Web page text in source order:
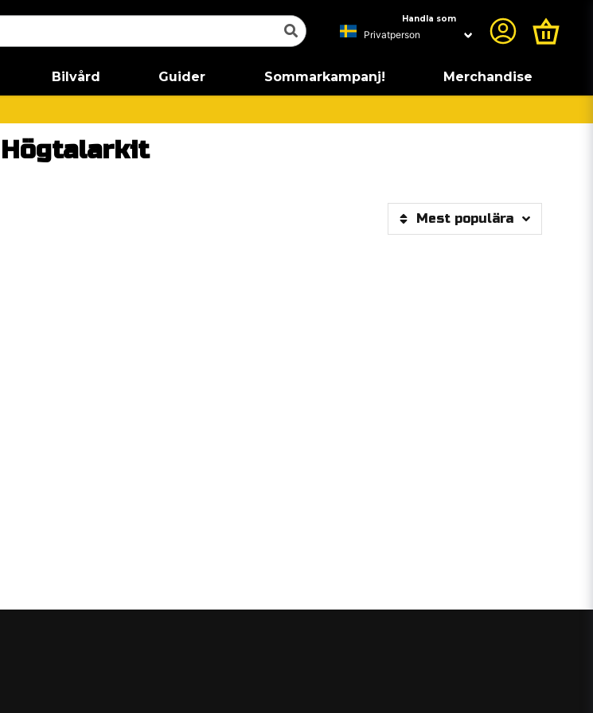
Handla som
Bilvård Guider Sommarkampanj! Merchandise
Mest populära